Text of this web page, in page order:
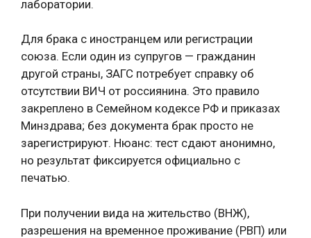
лаборатории.
Для брака с иностранцем или регистрации
союза. Если один из супругов — гражданин
другой страны, ЗАГС потребует справку об
отсутствии ВИЧ от россиянина. Это правило
закреплено в Семейном кодексе РФ и приказах
Минздрава; без документа брак просто не
зарегистрируют. Нюанс: тест сдают анонимно,
но результат фиксируется официально с
печатью.
При получении вида на жительство (ВНЖ),
разрешения на временное проживание (РВП) или